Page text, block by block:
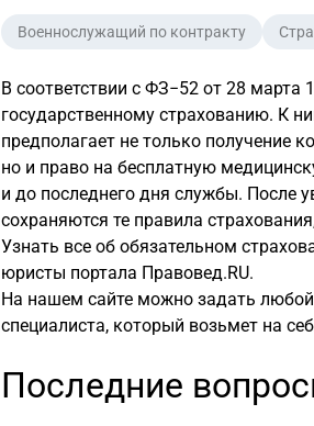
Военнослужащий по контракту
В соответствии с ФЗ−52 от 28
государственному страхованию. К
предполагает не только получение
но и право на бесплатную
и до последнего дня службы. После
сохраняются те правила
Узнать все об обязательном
юристы портала Правовед.RU.
На нашем сайте можно задать
специалиста, который возьмет на
Последние